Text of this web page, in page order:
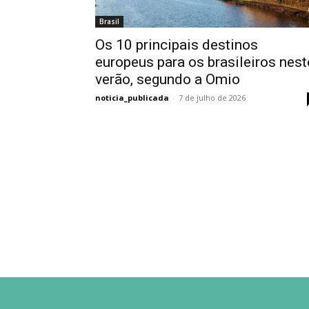
Brasil
Os 10 principais destinos
europeus para os brasileiros
verão, segundo a Omio
noticia_publicada - 7 de julho de 2026